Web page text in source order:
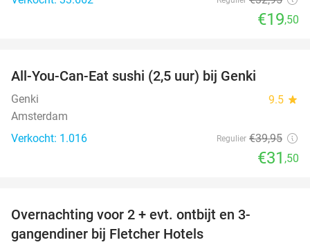
€19,50
All-You-Can-Eat sushi (2,5 uur) bij Genki
Genki 9.5 star
Amsterdam
Verkocht: 1.016
Regulier €39,95
€31 ,50
Overnachting voor 2 + evt. ontbijt en 3-
gangendiner bij Fletcher Hotels